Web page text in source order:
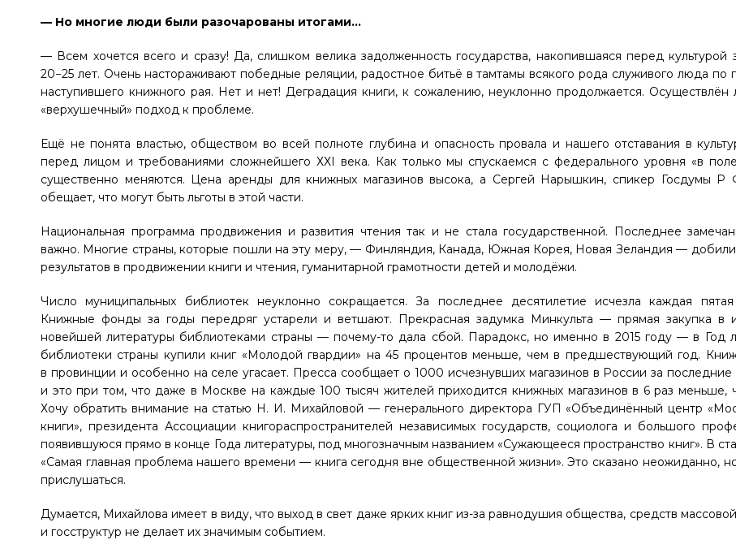
— Но многие люди были разочарованы итогами…
— Всем хочется всего и сразу! Да, слишком велика задолженность государства, накопившаяся перед культурой
20−25 лет. Очень настораживают победные реляции, радостное битьё в тамтамы всякого рода служивого люда по
наступившего книжного рая. Нет и нет! Деградация книги, к сожалению, неуклонно продолжается. Осуществлён
«верхушечный» подход к проблеме.
Ещё не понята властью, обществом во всей полноте глубина и опасность провала и нашего отставания в
перед лицом и требованиями сложнейшего ХХI века. Как только мы спускаемся с федерального уровня «в
существенно меняются. Цена аренды для книжных магазинов высока, а Сергей Нарышкин, спикер Госдумы Р
обещает, что могут быть льготы в этой части.
Национальная программа продвижения и развития чтения так и не стала государственной. Последнее
важно. Многие страны, которые пошли на эту меру, — Финляндия, Канада, Южная Корея, Новая Зеландия —
результатов в продвижении книги и чтения, гуманитарной грамотности детей и молодёжи.
Число муниципальных библиотек неуклонно сокращается. За последнее десятилетие исчезла каждая пятая
Книжные фонды за годы передряг устарели и ветшают. Прекрасная задумка Минкульта — прямая закупка в
новейшей литературы библиотеками страны — почему-то дала сбой. Парадокс, но именно в 2015 году — в Год
библиотеки страны купили книг «Молодой гвардии» на 45 процентов меньше, чем в предшествующий год.
в провинции и особенно на селе угасает. Пресса сообщает о 1000 исчезнувших магазинов в России за последние
и это при том, что даже в Москве на каждые 100 тысяч жителей приходится книжных магазинов в 6 раз меньше,
Хочу обратить внимание на статью Н. И. Михайловой — генерального директора ГУП «Объединённый центр
книги», президента Ассоциации книгораспространителей независимых государств, социолога и большого
появившуюся прямо в конце Года литературы, под многозначным названием «Сужающееся пространство книг». В
«Самая главная проблема нашего времени — книга сегодня вне общественной жизни». Это сказано неожиданно,
прислушаться.
Думается, Михайлова имеет в виду, что выход в свет даже ярких книг из-за равнодушия общества, средств
и госструктур не делает их значимым событием.